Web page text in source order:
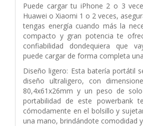
Puede cargar tu iPhone 2 o 3
Huawei o Xiaomi 1 o 2 veces,
tengas energía cuando más la
compacto y gran potencia te
confiabilidad dondequiera que
puede cargar de forma completa
Diseño ligero: Esta batería portátil
diseño ultraligero, con
80,4x61x26mm y un peso de
portabilidad de este powerbank
cómodamente en el bolsillo y
una mano, brindándote comodidad